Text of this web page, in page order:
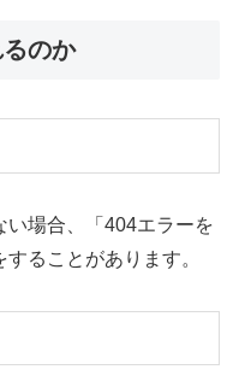
のか
い場合、「404エラーを
ることがあります。